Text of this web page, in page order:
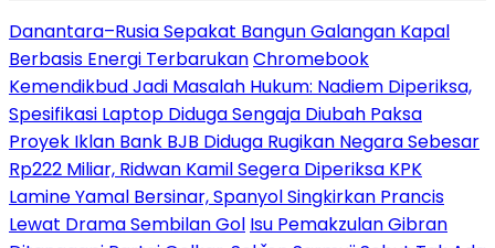
Danantara–Rusia Sepakat Bangun Galangan Kapal
Berbasis Energi TerbarukanChromebook
Kemendikbud Jadi Masalah Hukum: Nadiem Diperiksa,
Spesifikasi Laptop Diduga Sengaja Diubah Paksa
Proyek Iklan Bank BJB Diduga Rugikan Negara Sebesar
Rp222 Miliar, Ridwan Kamil Segera Diperiksa KPK
Lamine Yamal Bersinar, Spanyol Singkirkan Prancis
Lewat Drama Sembilan Gol Isu Pemakzulan Gibran